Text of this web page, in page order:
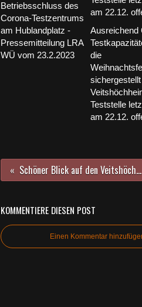
Betriebsschluss des
Corona-Testzentrums
am Hublandplatz -
Pressemitteilung LRA
WÜ vom 23.2.2023
Ausreichend
die
Teststelle
am 22.12.
Schöner Blick auf den Veitshöchheimer Altort
KOMMENTIERE DIESEN POST
Einen Kommentar